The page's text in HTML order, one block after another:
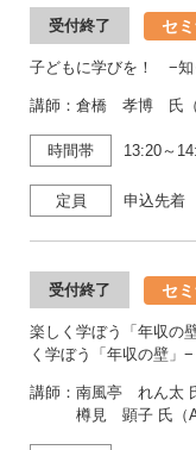
受付終了 セ
子どもに学びを！ −知
講師：倉橋 孝博 氏（
時間帯 13:20～
定員 申込先着
受付終了 セ
楽しく学ぼう「年収の
く学ぼう「年収の壁」−
講師：南風亭 れん太
樽見 顕子 氏（